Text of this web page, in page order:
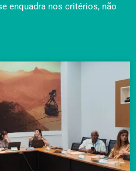
enquadra nos critérios, não